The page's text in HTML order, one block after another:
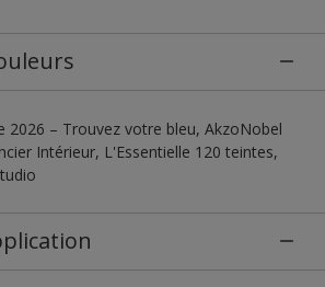
2026 – Trouvez votre bleu, AkzoNobel
Intérieur, L'Essentielle 120 teintes,